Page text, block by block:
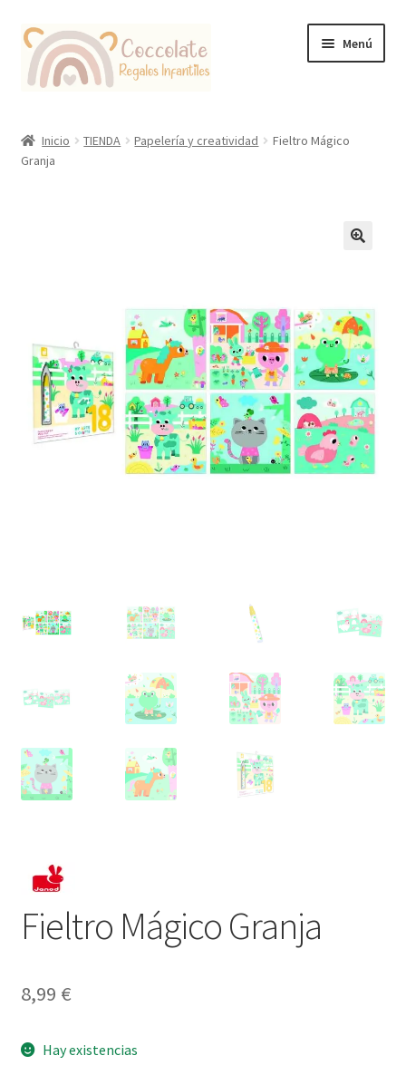
Ir
la
Ir
contenido
Menú
Coccolate Puericultura y Juguetería Educativa
Inicio TIENDA Papelería y creatividad
Fieltro Mágico
Granja
Fieltro Mágico Granja
8,99 €
Hay existencias